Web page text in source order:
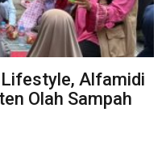
Alfamidi
Olah Sampah